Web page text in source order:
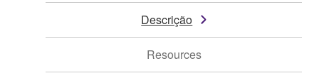
Descrição
Resources